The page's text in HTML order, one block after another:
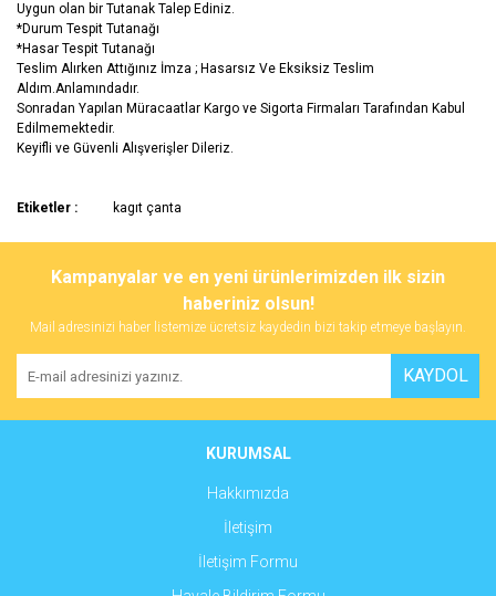
Uygun olan bir Tutanak Talep Ediniz.
*Durum Tespit Tutanağı
*Hasar Tespit Tutanağı
Teslim Alırken Attığınız İmza ; Hasarsız Ve Eksiksiz Teslim
Aldım.Anlamındadır.
Sonradan Yapılan Müracaatlar Kargo ve Sigorta Firmaları Tarafından Kabul
Edilmemektedir.
Keyifli ve Güvenli Alışverişler Dileriz.
Yorum Yaz
Bu ürünün fiyat bilgisi, resim, ürün açıklamalarında ve diğer
tarafımıza iletebilirsiniz.
Görüş ve önerileriniz için teşekkür ederiz.
Ürün resmi kalitesiz, bozuk veya görüntülenemiyor.
Ürün açıklamasında eksik bilgiler bulunuyor.
Ürün bilgilerinde hatalar bulunuyor.
Bu ürüne benzer farklı alternatifler olmalı.
Gönder
Etiketler : kagıt çanta
Kampanyalar ve en yeni ürünlerimizden ilk sizin
haberiniz olsun!
Mail adresinizi haber listemize ücretsiz kaydedin bizi takip etmeye başlayın.
KAYDOL
KURUMSAL
Hakkımızda
İletişim
İletişim Formu